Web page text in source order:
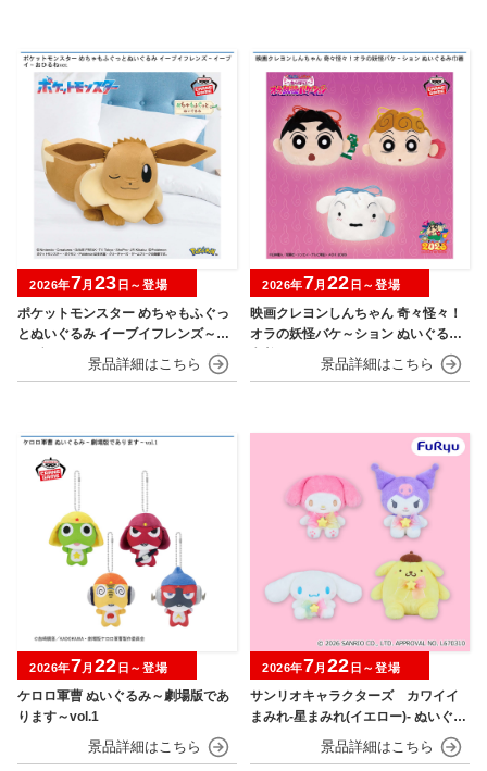
ポケットモンスター めちゃもふぐっ
とぬいぐるみ イーブイフレンズ～イ
ーブイ～おひるねver.
2026年7月 23 日～登場
映画クレヨンしんちゃん 奇々怪々！
オラの妖怪バケ～ション ぬいぐるみ
2026年7月 22 日～登場
ケロロ軍曹 ぬいぐるみ～劇場版であ
ります～vol.1
2026年7月 22 日～登場
サンリオキャラクターズ カワイイ
まみれ-星まみれ(イエロー)- ぬいぐる
2026年7月 22 日～登場